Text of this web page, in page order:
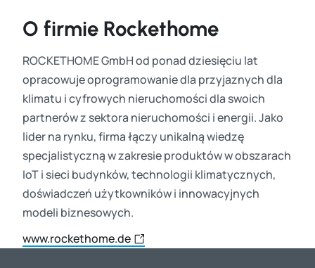
O firmie Rockethome
ROCKETHOME GmbH od ponad dziesięciu lat
opracowuje oprogramowanie dla przyjaznych dla
klimatu i cyfrowych nieruchomości dla swoich
partnerów z sektora nieruchomości i energii. Jako
lider na rynku, firma łączy unikalną wiedzę
specjalistyczną w zakresie produktów w obszarach
IoT i sieci budynków, technologii klimatycznych,
doświadczeń użytkowników i innowacyjnych
modeli biznesowych.
www.rockethome.de